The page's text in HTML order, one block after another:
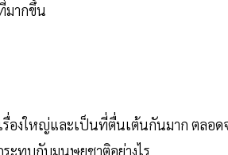
มากขึ้น
องใหญ่และเป็นที่ตื่นเต้นกันมาก ตลอด
ะทบกับมนุษยชาติอย่างไร